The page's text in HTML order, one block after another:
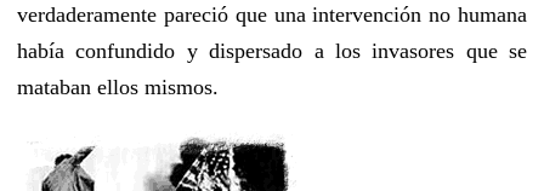
verdaderamente pareció que una intervención no humana
había confundido y dispersado a los invasores que se
mataban ellos mismos.